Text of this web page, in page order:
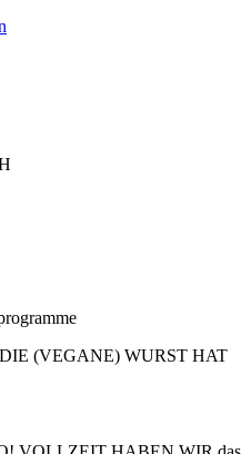
(VEGANE) WURST HAT